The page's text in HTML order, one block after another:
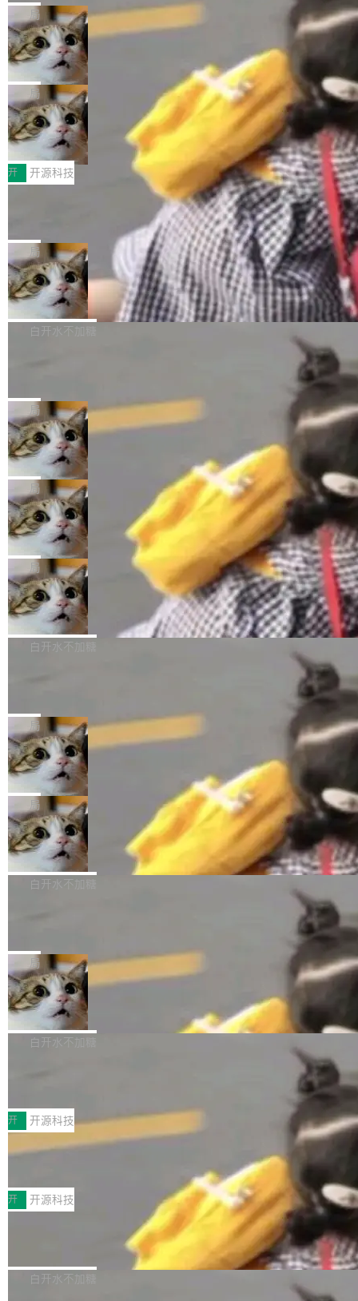
库之一。你的操作系统、浏览器、无数的基础设
施软件，很可能都在用它。而过去十年，维护它
的人一直在用业余...
gi?id=2019042">Bug&nbsp;2019042</a>）</l
i> <li>现在，助手可以直接使用 Exa 的网络搜索
结果回答问题，而无需将问题转交给搜索引擎。
（<a href="https://bugzilla.mozilla.org/show_
bug.cgi?id=204...
的 npm 包。项目的核心论点是：容器不适合 Ag
ent 计算。真正适合的，是 Isolate。 Cloudflare
工程师在这件事上没什么可谦虚的——他们用 W
orkers 跑了十年 Isolate。用 CEO Matthew Pri
nce 的话说：「我们一生都在用 Isolate 运行代
码，而 AI Agent 不需要容器，它们需要的是 Iso
late。」 容器为什么不合适 容器的问题在于启动
和销毁都太重了。一个 Agent 要执行的任务可能
只需要几毫秒的 CPU 时间，但容器从冷启动到
就绪要花数秒。如果未来有十...
局
OpenAI 公开邮件和聊天记录回应苹果
诉讼，称“Apple is getting this wron
g”
上个月，苹果一纸诉状把 OpenAI 告上法庭，指
控其挖角苹果前员工并窃取商业秘密。苹果的诉
状把 OpenAI 描述成一个系统性地从前东家挖
人、套取机密信息的对手。 OpenAI 没发律师
函，也没选择庭外沉默。它在官网贴了一篇博
文，标题只有六个字：Apple is getting this wro
ng。 然后，它把邮件往来和 iMessage 聊天记
录全贴了出来。 他发错人了 苹果外部律师 Gabr
iel Gross 来自 Weil 律所，2 月 23 日下午 5:53
给 OpenAI 总法律顾问 Che Chang 发了封邮
件，附了一封长信，要求 OpenAI 配合调查前苹
果员工带走机密信...
局
HUAWEI MatePad Edge上架WorkBu
ddy鸿蒙PC版，说话就能干活的AI办公
搭子
全能AI工作台WorkBuddy鸿蒙PC版上架HUAWE
I MatePad Edge应用市场，直接下载即可使
用，与鸿蒙电脑上的体验一致。值得一提的是，
这是目前市面上唯一支持平板接入WorkBuddy P
C版的产品，搭载“人机双写”重磅功能——你写
你的，AI写AI的，同屏协作互不干扰。一句话让
AI帮你干活，现在开启全新体验！ 温馨提示：
体验WorkBuddy鸿蒙PC版前，请将 HUAWEI M
atePad Edge 升级至 HarmonyOS 6.1.0.135S
P9 patch03及以上版本。 *升级路径：设置 > 搜
开 开源科技
FFmpeg 9.0 发布：代号“Lei”，以此纪
全球知名开源多媒体框架 FFmpeg 今天正式发
布了 9.0 版本。这个版本除了带来新一代音视频
处理能力和硬件加速支持之外，还有一个特殊之
处：FFmpeg 9.0 的代号是“Lei”。 这个名字，
来自中国开发者雷霄骅（Lei Xiaohua）。 对于
很多中国音视频开发者而言，这个名字并不陌
“启蒙老师”。 而今年，恰好是雷霄骅离世十周
年。FFmpeg 社区最终选择用一个大版本的名
字，留下了这份纪念。 雷霄骅曾是中国传媒大学
数字电视技术方向的博士生，长期从事视频、音
频技...
局
亚马逊成本失控：AI 写代码烧掉 1215
万元，超预算 860%
外媒近日曝光了亚马逊的多份内部报告显示，AI
导致公司在多个项目上超支。《金融时报》报道
编写程序，目标是完成电商平台作者信息与商品
列表的数据匹配 —— 一项常规的数据处理任
务，最终却产生了 180 万美元的账单，实际支出
超出原定预算 860%。 更令人意外的是，该项目
最终并未成功落地，而高额算力消耗持续运行长
达 5 个月，公司直到财务对账时才察觉异常。这
意味着一个无人看管的 AI 程序，在近半年时间
里日夜不停地"烧钱"。 复盘显示，...
白开水不加糖
e CEO Clément Delangue 在 CNBC 的采访里
没有拐弯抹角。他说中国正在赢得 AI 竞赛，而
且按目前的速度，中国 AI 工具预计在今年底或
2027 年就能追上美国前沿实验室的水平。 Dela
ngue 把原因归结为一件事：开放协作。中国的
AI 开发者在一个共享和协作的生态里加速迭代，
而美国模型厂商在"闭门造车"。他的原话是 "buil
ding in silos"——各自为战，互不通气。 这个判
断从他嘴里说出来分量不同。Hugging Face 是
全球最大的开源 AI 平台，上面跑着上百万个模
型。谁在开源赛道上领先，...
局
当 AI agent 把源码变成了最好的扩展系
统，开发者工具必须开源
五年前，David Crawshaw 问过很多软件工程师
一个问题：你写过什么给自己用的程序？答案几
乎都是没有。工程师们整天用别人写的程序写程
序给别人用。偶尔有人自己写个博客系统、智能
家居控制、家庭实验室，都算稀奇事。 Crawsh
aw 是 Shelley 的作者，一个开源 AI coding age
nt。他最近在博客上写了一篇文章，核心论点很
简单：开发者工具必须开源。 理由不是传统的自
由软件情怀，而是一个跟 AI agent 直接相关的
技术判断。 两行 prompt 就能个性化任何软件 C
局
DeepSeek Harness 宣布内测邀请，全
网最大规模开源 Agent 路演现场诞生
一条内测招募帖，发出去的时候大概没人想到它
会变成一场开源 Agent 生态的路演。 8月1日，
DeepSeek Harness 团队负责人崔添翼（tiany
i）在 X 上发帖： 「如果你是 Agent Harness 相
关开源项目的开发者，希望参加 DeepSeek Har
ness 的内测，可以回复或私信联系我。请附上
Harness 负责把能力落到真实环境中——调用工
具、读写文件、管理上下文、处理错误、完成闭
环。崔添翼招人的标...
局
商汤 SenseNova U1.5-Lite-Preview
开源
商汤科技宣布面向社区开源轻量级统一多模态模
型的预览版本 SenseNova U1.5-Lite-Preview。
理解、推理、生成与编辑，还仅以 8B-MoT 的轻
量大小，将能力推进到4K、更精细的真实质感、
更复杂的视觉控制和可持续迭代编辑。 相比 U
1，U1.5-Lite-Preview 在以下方向上带来了显著
提升： 原生支持4K图像生成； 更精细的局部纹
理、细节与真实世界质感； 更准确的中英文文字
生成与复杂版式组织； 更稳定的图...
白开水不加糖
nap。这次是 hwctl——一个用来检查 Ubuntu
硬件认证状态的命令行工具。 Canonical 工程师
Alan Griffiths 在邮件列表中说得很直白：「hwc
tl 是一个 Ubuntu 专有的包，它和它的依赖项都
是 Ubuntu 专有的，不会用在其他发行版上。」
所以 deb 版本的受众实际上为零。既然只有 Ub
untu 用户在用，那用 snap 打包就没什么可纠结
的。 从 deb 到 snap 的迁移路径 hwctl 是 rust-
hwlib 硬件 API 库的一部分，命令行工具负责查
局
Dario Amodei 担心新人来 Anthropic
只为金钱，不为使命
顶级 AI 研究员在两家公司之间来回跳，中间只
隔了几天。 Lilian Weng 上周刚宣布因健康原因
离开 Thinking Machines Lab，说自己作为联合
创始人的角色「太累了」。几天后，The Inform
ation 就曝出她将重回 OpenAI，负责递归自我
改进方向的研究。她是 Thinking Machines 过
一在人才争夺战中失血的公司。六月，Google
连失两员大将：Noam Shazeer 去了 Op...
局
FFmpeg 9.0 发布
FFmpeg 9.0 现已发布，包含多项改进。官方更
新日志列出的 9.0 版本主要更新内容如下： 扩
er HE-AAC 960 解码 (DAB+) transpose_cuda
filter 添加 AMF Frame Rate Converter (vf_frc
_amf) filter SMPTE 2094-50 元数据支持和直
通 ProRes RAW VideoToolbox 硬件加速器 AP
V ...
白开水不加糖
Code 在 X 上发帖：「DeepSeek Flash did 8T
tokens on August 1st. 5T of free usage + 3T
on OpenCode Go.」79.8 万次浏览，连带着 #
DeepSeek一天消耗了8万亿# 上了微博热搜——
注意这是 OpenCode 一家的消耗。 OpenCode
不完。」5T 来自免费额度，3T 来自 Go...
局
NetBSD 11.0 正式发布
NetBSD 11.0 现已正式发布，这是 NetBSD 操
作系统的第十八个主要版本。 自 NetBSD 10.1
ve JH71XX 的设备，例如 VisionFive 2、PINE
64 STAR64，以及 QEMU。 增强了对 POSIX.1
-2024 和 C23 编程接口标准的兼容性。 compat
_linux(8) 增强了对 Linux 系统调用的支持，包
括 epoll（围绕 kqueue 实现）、POSIX 消息队
列、...
白开水不加糖
案
享会在上海举办。鸿蒙生态的全场景智慧营销平
台鲸鸿动能协同华为游戏中心，面向游戏行业开
发者及生态伙伴，系统呈现了平台在游戏领域的
完整能力版图——从IAP高价值用户的全周期经
营、到IAA游戏的“买变一体”正循环、再到联运与
广告协同的全链路经营闭环，以及面向全球市场
的出海增长布局。 华为终端云业务商业化销售负
责人在开场致辞中表示，游戏开发者的核心诉求
已不再是“多一个投放渠道”，而是一套能够持续
开 开源科技
技嘉X3D系列再添新成员 B850 AORU
面向AMD Ryzen X3D处理器玩家，技嘉X3D系
列主板阵容迎来新成员——B850 AORUS ELITE
X3D。作为面向主流高性能平台打造的全新主板
产品，B850 AORUS ELITE X3D延续技嘉在X3
D平台优化上的技术积累，旨在为游戏玩家带来
更稳定、更高效的装机选择。 B850 AORUS ELI
开 开源科技
Zadig v5.0 发布：AI 发布专员与 AI 审
我们团队这几天最大的卡点不是 AI 写得不够
好，是 AI 写得太好了。 好到审查排期从两天的
白开水不加糖